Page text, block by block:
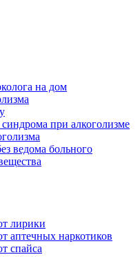
на дом
при алкоголизме
ведома больного
лирики
аптечных наркотиков
спайса